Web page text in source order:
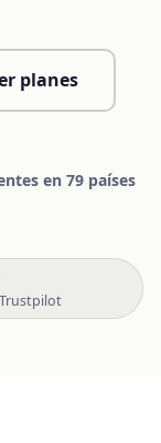
planes
en 79 países